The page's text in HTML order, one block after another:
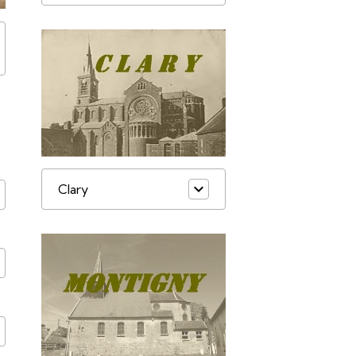
Clary